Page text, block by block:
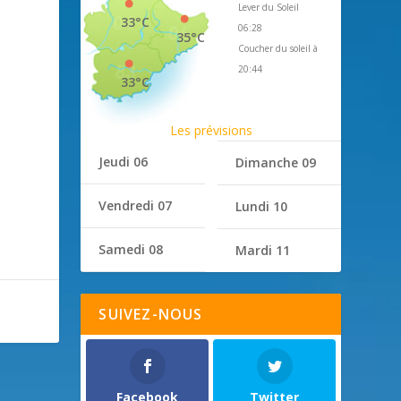
35°C
33°C
33°C
Lever du Soleil
06:28
Coucher du soleil à
20:44
Les prévisions
Jeudi 06
Vendredi 07
Samedi 08
Dimanche 09
Lundi 10
Mardi 11
SUIVEZ-NOUS
Facebook Twitter